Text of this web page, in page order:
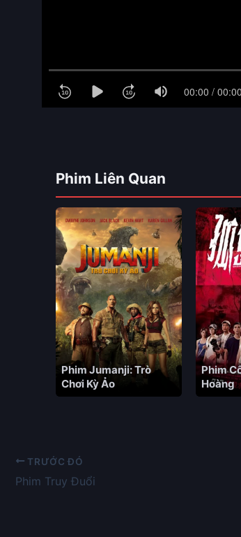
Phim Liên Quan
Phim Jumanji: Trò
Chơi Kỳ Ảo
Phim
Hoàng
TRƯỚC ĐÓ
Phim Truy Đuổi